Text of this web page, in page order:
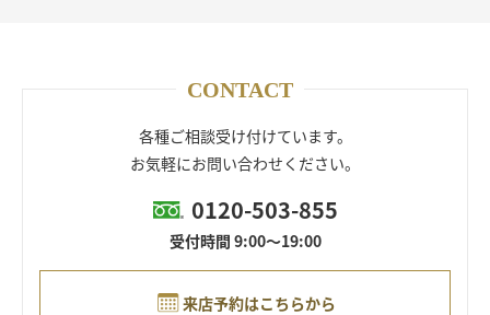
CONTACT
各種ご相談受け付けています。
お気軽にお問い合わせください。
0120-503-855
受付時間 9:00～19:00
来店予約はこちらから